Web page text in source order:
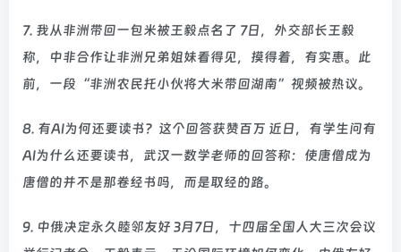
7. 我从非洲带回一包米被王毅点名了 7日，外交部长王毅
称，中非合作让非洲兄弟姐妹看得见，摸得着，有实惠。此
前，一段“非洲农民托小伙将大米带回湖南”视频被热议。
8. 有AI为何还要读书？这个回答获赞百万 近日，有学生问有
AI为什么还要读书，武汉一数学老师的回答称：使唐僧成为
唐僧的并不是那卷经书吗，而是取经的路。
9. 中俄决定永久睦邻友好 3月7日，十四届全国人大三次会议